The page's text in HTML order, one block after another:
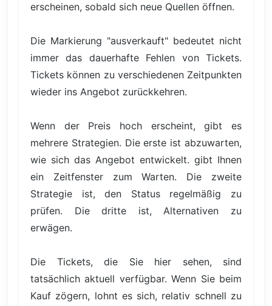
erscheinen, sobald sich neue Quellen öffnen.
Die Markierung "ausverkauft" bedeutet nicht
immer das dauerhafte Fehlen von Tickets.
Tickets können zu verschiedenen Zeitpunkten
wieder ins Angebot zurückkehren.
Wenn der Preis hoch erscheint, gibt es
mehrere Strategien. Die erste ist abzuwarten,
wie sich das Angebot entwickelt. gibt Ihnen
ein Zeitfenster zum Warten. Die zweite
Strategie ist, den Status regelmäßig zu
prüfen. Die dritte ist, Alternativen zu
erwägen.
Die Tickets, die Sie hier sehen, sind
tatsächlich aktuell verfügbar. Wenn Sie beim
Kauf zögern, lohnt es sich, relativ schnell zu